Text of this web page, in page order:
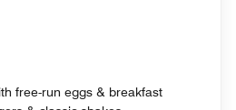
free-run eggs & breakfast